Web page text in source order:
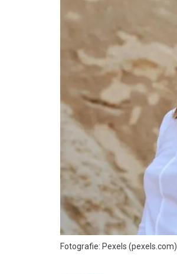
Fotografie: Pexels (pexels.com)